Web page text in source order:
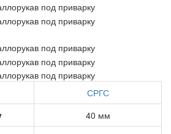
СРГС
40 мм